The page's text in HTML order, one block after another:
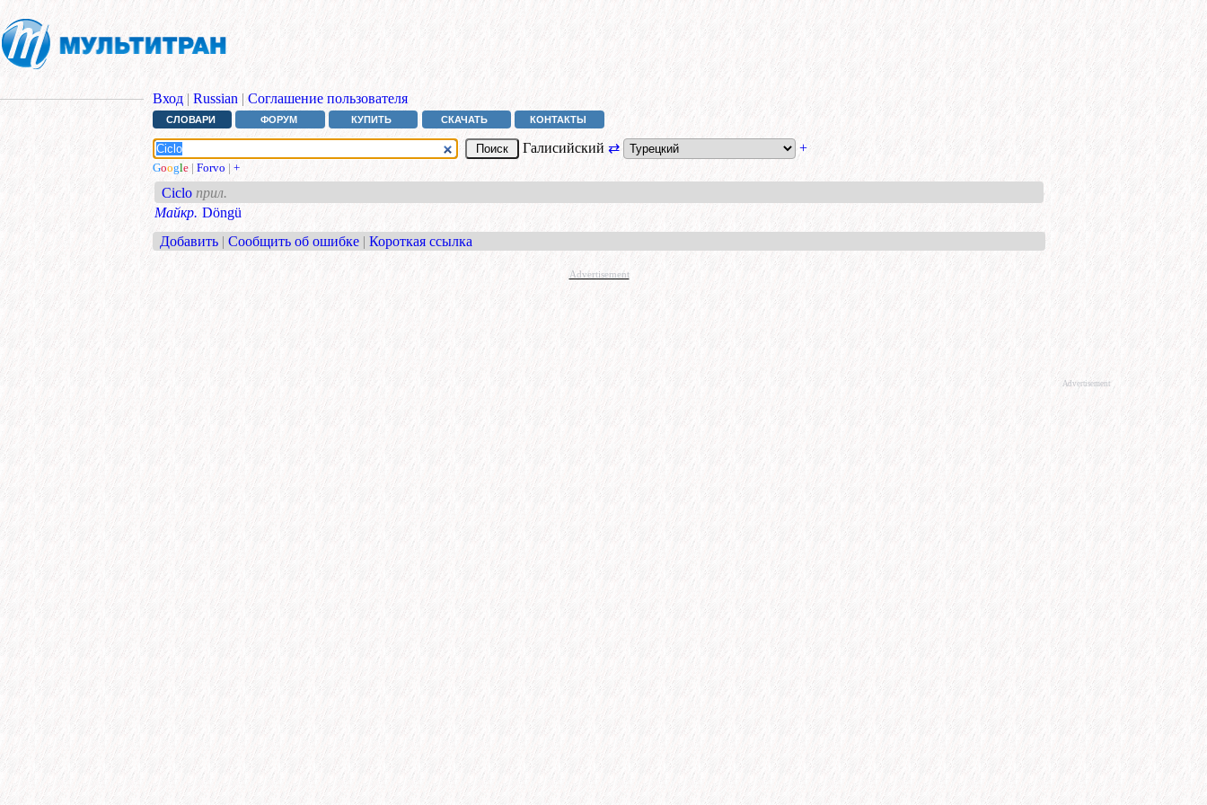
Вход | Russian | Соглашение пользователя
СЛОВАРИ ФОРУМ КУПИТЬ СКАЧАТЬ КОНТАКТЫ
Галисийский ⇄ +
Google | Forvo | +
Ciclo прил.
Майкр. Döngü
Добавить | Сообщить об ошибке | Короткая ссылка
Advertisement
Advertisement